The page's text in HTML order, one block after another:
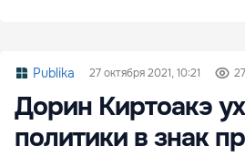
Publika 27 октября 2021, 10:21
Дорин Киртоакэ
политики в знак